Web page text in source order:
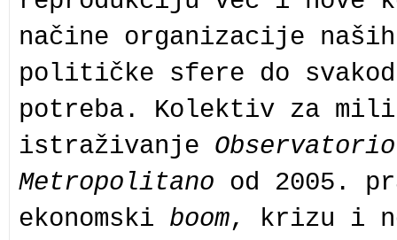
načine organizacije
političke sfere do
potreba. Kolektiv za
istraživanje Observatorio
Metropolitano od 2005.
ekonomski boom, krizu i